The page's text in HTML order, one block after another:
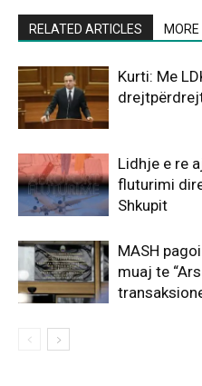
RELATED ARTICLES
Kurti: Me
Lidhje e re
fluturimi
Shkupit
MASH
muaj te